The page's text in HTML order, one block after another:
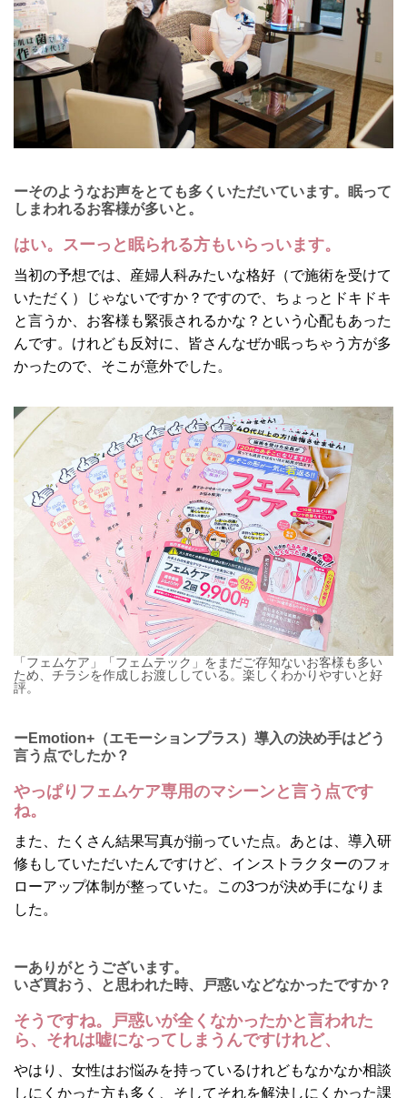
ーそのようなお声をとても多くいただいています。眠って
しまわれるお客様が多いと。
はい。スーっと眠られる方もいらっいます。
当初の予想では、産婦人科みたいな格好（で施術を受けて
いただく）じゃないですか？ですので、ちょっとドキドキ
と言うか、お客様も緊張されるかな？という心配もあった
んです。けれども反対に、皆さんなぜか眠っちゃう方が多
かったので、そこが意外でした。
「フェムケア」「フェムテック」をまだご存知ないお客様も多い
ため、チラシを作成しお渡ししている。楽しくわかりやすいと好
評。
ーEmotion+（エモーションプラス）導入の決め手はどう
言う点でしたか？
やっぱりフェムケア専用のマシーンと言う点です
ね。
また、たくさん結果写真が揃っていた点。あとは、導入研
修もしていただいたんですけど、インストラクターのフォ
ローアップ体制が整っていた。この3つが決め手になりま
した。
ーありがとうございます。
いざ買おう、と思われた時、戸惑いなどなかったですか？
そうですね。戸惑いが全くなかったかと言われた
ら、それは嘘になってしまうんですけれど、
やはり、女性はお悩みを持っているけれどもなかなか相談
しにくかった方も多く、そしてそれを解決しにくかった課